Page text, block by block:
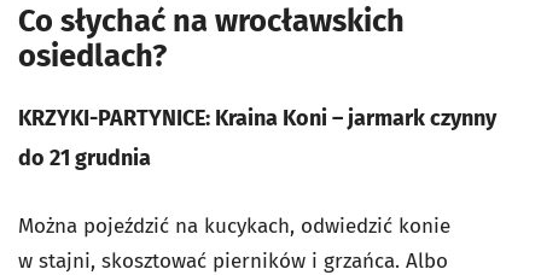
Co słychać na wrocławskich
osiedlach?
KRZYKI-PARTYNICE: Kraina Koni – jarmark czynny
do 21 grudnia
Można pojeździć na kucykach, odwiedzić konie
w stajni, skosztować pierników i grzańca. Albo